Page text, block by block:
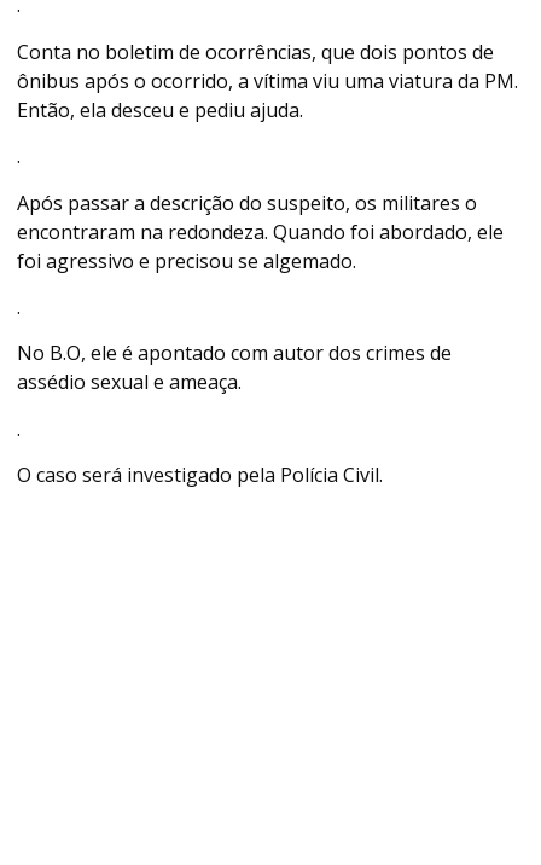
Conta no boletim de ocorrências, que dois pontos de
ônibus após o ocorrido, a vítima viu uma viatura da PM.
Então, ela desceu e pediu ajuda.
.
Após passar a descrição do suspeito, os militares o
encontraram na redondeza. Quando foi abordado, ele
foi agressivo e precisou se algemado.
.
No B.O, ele é apontado com autor dos crimes de
assédio sexual e ameaça.
.
O caso será investigado pela Polícia Civil.